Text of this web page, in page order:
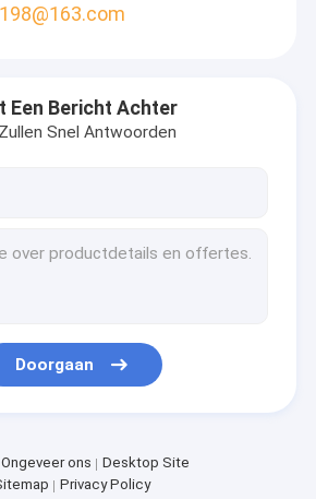
Een Bericht Achter
Snel Antwoorden
Doorgaan
Ongeveer ons
Desktop Site
Privacy Policy